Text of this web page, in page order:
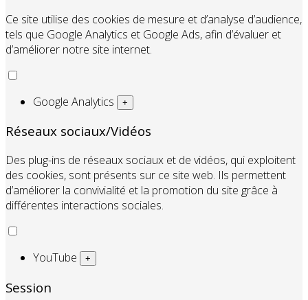
Ce site utilise des cookies de mesure et d’analyse d’audience,
tels que Google Analytics et Google Ads, afin d’évaluer et
d’améliorer notre site internet.
Google Analytics +
Réseaux sociaux/Vidéos
Des plug-ins de réseaux sociaux et de vidéos, qui exploitent
des cookies, sont présents sur ce site web. Ils permettent
d’améliorer la convivialité et la promotion du site grâce à
différentes interactions sociales.
YouTube +
Session